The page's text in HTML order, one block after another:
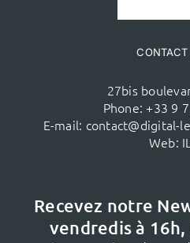
27bis
Phone: +33 9
E-mail: contact@digital-
Web:
Recevez notre
vendredis à 16h,